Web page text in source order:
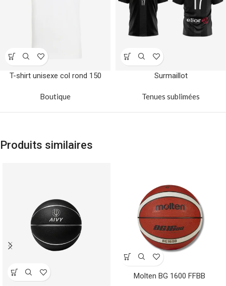
T-shirt unisexe col rond 150
Boutique
Surmaillot
Tenues sublimées
Produits similaires
Molten BG 1600 FFBB